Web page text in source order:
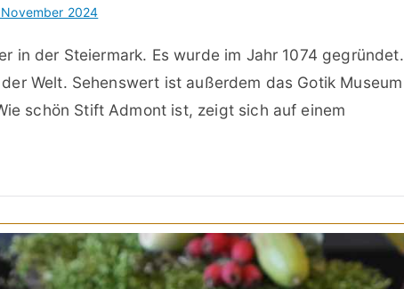
2024
in der Steiermark. Es wurde im Jahr 1074 gegründet.
Welt. Sehenswert ist außerdem das Gotik Museum
schön Stift Admont ist, zeigt sich auf einem